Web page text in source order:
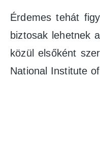
Érdemes tehát
biztosak lehetnek
közül elsőként
National Institute